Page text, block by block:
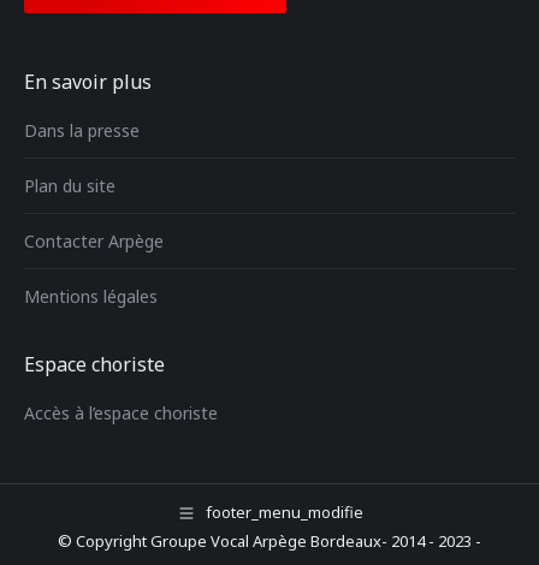
En savoir plus
Dans la presse
Plan du site
Contacter Arpège
Mentions légales
Espace choriste
Accès à l’espace choriste
footer_menu_modifie
© Copyright Groupe Vocal Arpège Bordeaux- 2014 - 2023 -